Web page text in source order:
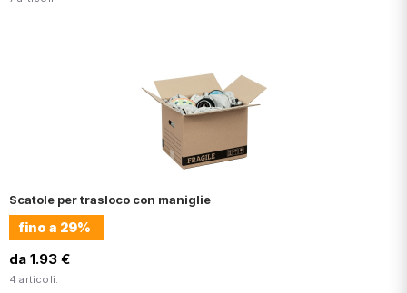
Scatole per trasloco con maniglie
fino a 29%
da 1.93 €
4 articoli.